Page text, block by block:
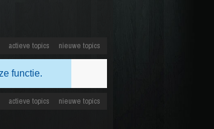
actieve topics nieuwe topics
functie.
actieve topics nieuwe topics